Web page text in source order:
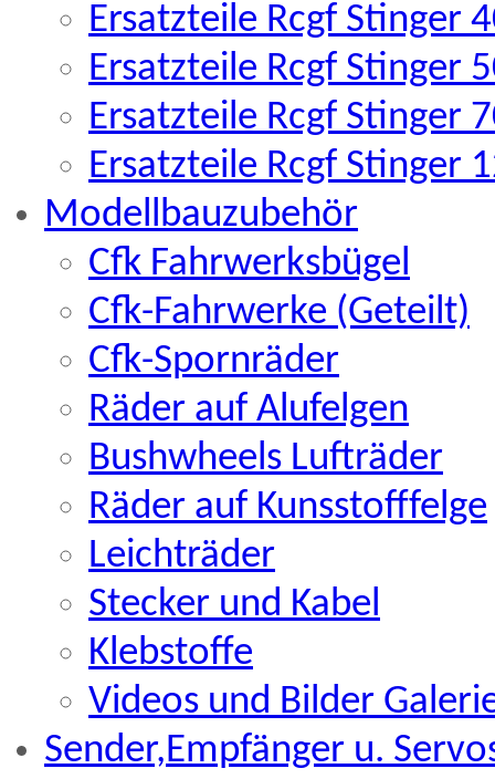
Ersatzteile Rcgf Stinger
Ersatzteile Rcgf Stinger
Ersatzteile Rcgf Stinger
Ersatzteile Rcgf Stinger
Modellbauzubehör
Cfk Fahrwerksbügel
Cfk-Fahrwerke (Geteilt)
Cfk-Spornräder
Räder auf Alufelgen
Bushwheels Lufträder
Räder auf Kunsstofffelge
Leichträder
Stecker und Kabel
Klebstoffe
Videos und Bilder
Sender,Empfänger u.